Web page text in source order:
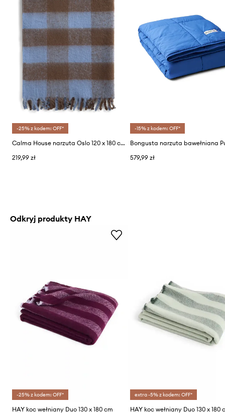
-25% z kodem: OFF*
Calma House narzuta Oslo 120 x 180 cm
219,99 zł
-15% z kodem: OFF*
579,99 zł
Odkryj produkty HAY
-25% z kodem: OFF*
HAY koc wełniany Duo 130 x 180 cm
extra -5% z kodem: OFF*
HAY koc wełniany Duo 130 x 180